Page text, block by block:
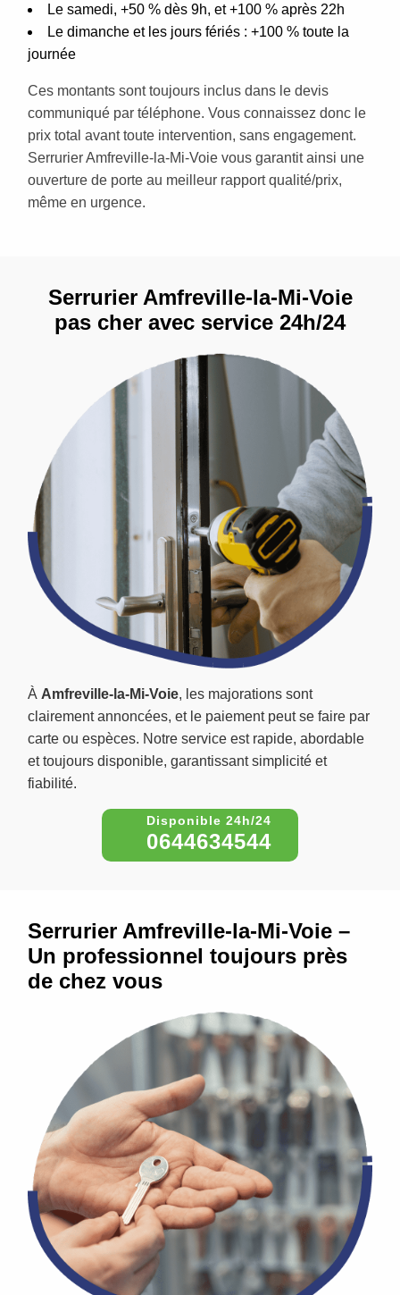
Le samedi, +50 % dès 9h, et +100 % après 22h
Le dimanche et les jours fériés : +100 % toute la
journée
Ces montants sont toujours inclus dans le devis
communiqué par téléphone. Vous connaissez donc le
prix total avant toute intervention, sans engagement.
Serrurier Amfreville-la-Mi-Voie vous garantit ainsi une
ouverture de porte au meilleur rapport qualité/prix,
même en urgence.
À Amfreville-la-Mi-Voie, les majorations sont
clairement annoncées, et le paiement peut se faire par
carte ou espèces. Notre service est rapide, abordable
et toujours disponible, garantissant simplicité et
fiabilité.
0644634544
Serrurier Amfreville-la-Mi-Voie
pas cher avec service 24h/24
Serrurier Amfreville-la-Mi-Voie –
Un professionnel toujours près
de chez vous